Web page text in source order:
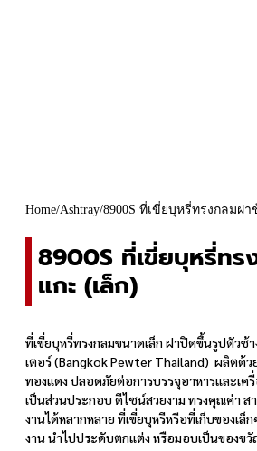
Home/Ashtray/8900S ที่เขี่ยบุหรี่ทรงกลมฝา
8900S ที่เขี่ยบุหรี่ทร
แกะ (เล็ก)
ที่เขี่ยบุหรี่ทรงกลมขนาดเล็ก ฝาปิดขึ้นรูปตัวช้
เตอร์ (Bangkok Pewter Thailand) ผลิตด้
ทองแดง ปลอดภัยต่อการบรรจุอาหารและเค
เป็นส่วนประกอบ ดีไซน์สวยงาม ทรงคุณค่า ส
งานได้หลากหลาย ที่เขี่ยบุหรีหรือที่เก็บของเล็
งาน นำไปประดับตกแต่ง หรือมอบเป็นของข